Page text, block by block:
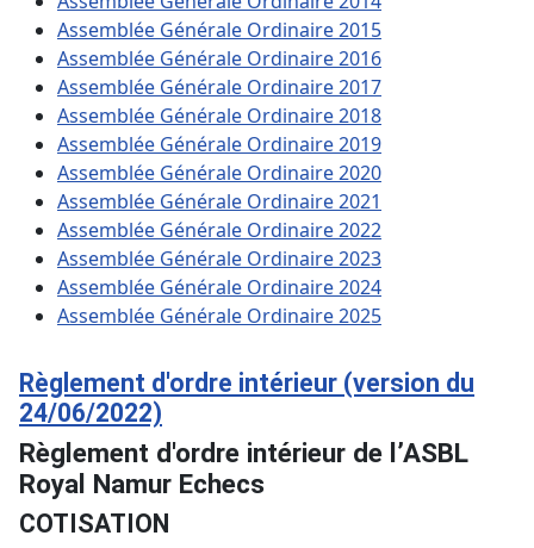
Assemblée Générale Ordinaire 2015
Assemblée Générale Ordinaire 2016
Assemblée Générale Ordinaire 2017
Assemblée Générale Ordinaire 2018
Assemblée Générale Ordinaire 2019
Assemblée Générale Ordinaire 2020
Assemblée Générale Ordinaire 2021
Assemblée Générale Ordinaire 2022
Assemblée Générale Ordinaire 2023
Assemblée Générale Ordinaire 2024
Assemblée Générale Ordinaire 2025
Règlement d'ordre intérieur (version du
24/06/2022)
Règlement d'ordre intérieur de l’ASBL
Royal Namur Echecs
COTISATION